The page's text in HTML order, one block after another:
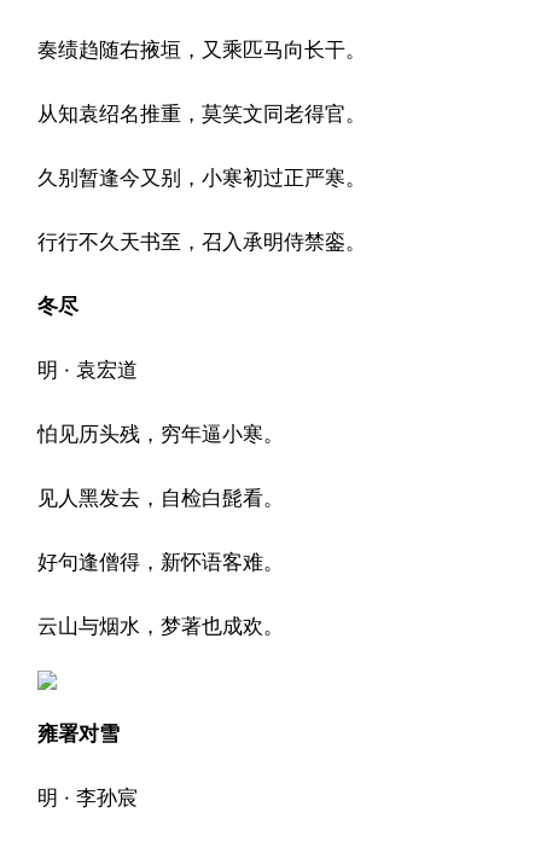
奏绩趋随右掖垣，又乘匹马向长干。
从知袁绍名推重，莫笑文同老得官。
久别暂逢今又别，小寒初过正严寒。
行行不久天书至，召入承明侍禁銮。
冬尽
明 · 袁宏道
怕见历头残，穷年逼小寒。
见人黑发去，自检白髭看。
好句逢僧得，新怀语客难。
云山与烟水，梦著也成欢。
雍署对雪
明 · 李孙宸